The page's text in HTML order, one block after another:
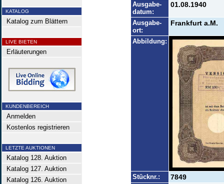
KATALOG
Katalog zum Blättern
LIVE BIETEN
Erläuterungen
KUNDENBEREICH
Anmelden
Kostenlos registrieren
LETZTE AUKTIONEN
Katalog 128. Auktion
Katalog 127. Auktion
Katalog 126. Auktion
Ausgabe-
datum:
01.08.1940
Ausgabe-
ort:
Frankfurt a.M.
Abbildung:
Stücknr.: 7849